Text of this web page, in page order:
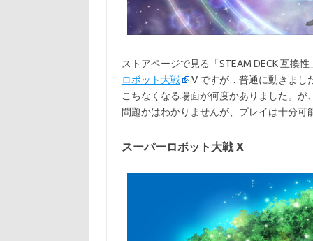
ストアページで見る「STEAM DECK 互換性
ロボット大戦
V ですが…普通に動きまし
こちなくなる場面が何度かありました。が
問題かはわかりませんが、プレイは十分可
スーパーロボット大戦 X